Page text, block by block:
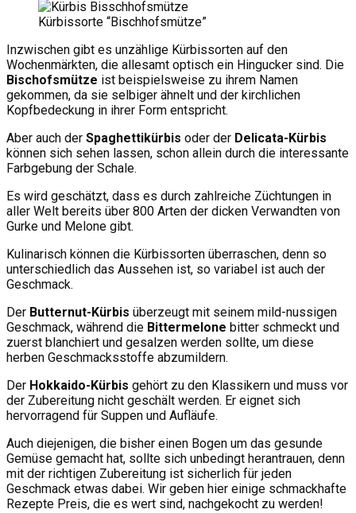
Kürbissorte “Bischhofsmütze”
Inzwischen gibt es unzählige Kürbissorten auf den
Wochenmärkten, die allesamt optisch ein Hingucker sind. Die
Bischofsmütze ist beispielsweise zu ihrem Namen
gekommen, da sie selbiger ähnelt und der kirchlichen
Kopfbedeckung in ihrer Form entspricht.
Aber auch der Spaghettikürbis oder der Delicata-Kürbis
können sich sehen lassen, schon allein durch die interessante
Farbgebung der Schale.
Es wird geschätzt, dass es durch zahlreiche Züchtungen in
aller Welt bereits über 800 Arten der dicken Verwandten von
Gurke und Melone gibt.
Kulinarisch können die Kürbissorten überraschen, denn so
unterschiedlich das Aussehen ist, so variabel ist auch der
Geschmack.
Der Butternut-Kürbis überzeugt mit seinem mild-nussigen
Geschmack, während die Bittermelone bitter schmeckt und
zuerst blanchiert und gesalzen werden sollte, um diese
herben Geschmacksstoffe abzumildern.
Der Hokkaido-Kürbis gehört zu den Klassikern und muss vor
der Zubereitung nicht geschält werden. Er eignet sich
hervorragend für Suppen und Aufläufe.
Auch diejenigen, die bisher einen Bogen um das gesunde
Gemüse gemacht hat, sollte sich unbedingt herantrauen, denn
mit der richtigen Zubereitung ist sicherlich für jeden
Geschmack etwas dabei. Wir geben hier einige schmackhafte
Rezepte Preis, die es wert sind, nachgekocht zu werden!